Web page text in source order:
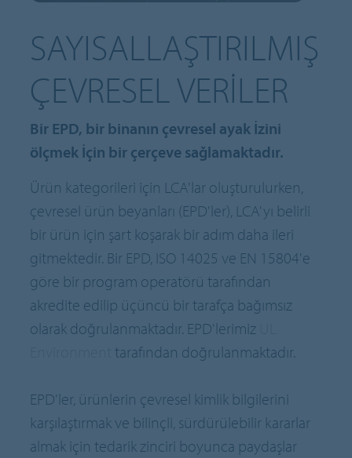
SAYISALLAŞTIRILMIŞ
ÇEVRESEL VERILER
Bir EPD, bir binanın çevresel ayak İzini
ölçmek İçin bir çerçeve sağlamaktadır.
Ürün kategorileri için LCA'lar oluşturulurken,
çevresel ürün beyanları (EPD'ler), LCA'yı belirli
bir ürün için şart koşarak bir adım daha ileri
gitmektedir. Bir EPD, ISO 14025 ve EN 15804'e
göre bir program operatörü tarafından
akredite edilip üçüncü bir tarafça bağımsız
olarak doğrulanmaktadır. EPD'lerimiz
tarafından doğrulanmaktadır.
EPD'ler, ürünlerin çevresel kimlik bilgilerini
karşılaştırmak ve bilinçli, sürdürülebilir kararlar
almak için tedarik zinciri boyunca paydaşlar